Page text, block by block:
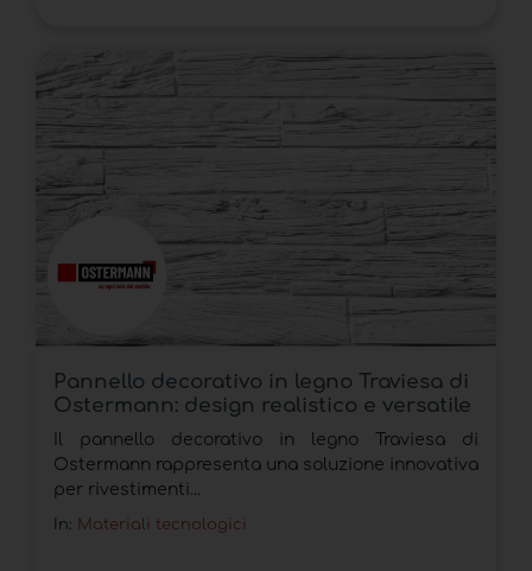
Pannello decorativo in legno Traviesa di
Ostermann: design realistico e versatile
Il pannello decorativo in legno Traviesa di
Ostermann rappresenta una soluzione innovativa
per rivestimenti...
In: Materiali tecnologici